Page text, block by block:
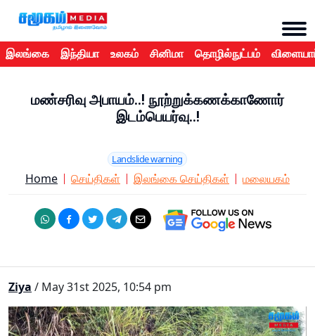
இலங்கை இந்தியா உலகம் சினிமா தொழில்நுட்பம்
மண்சரிவு அபாயம்..! நூற்றுக்கணக்காணோர்
இடம்பெயர்வு..!
Landslide warning
Home செய்திகள் இலங்கை செய்திகள் மலையகம்
Ziya / May 31st 2025, 10:54 pm